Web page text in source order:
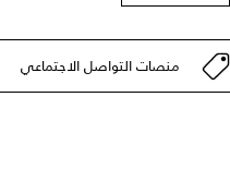
منصات التواصل الاجتماعي